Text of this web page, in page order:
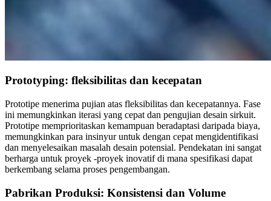
Prototyping: fleksibilitas dan kecepatan
Prototipe menerima pujian atas fleksibilitas dan kecepatannya. Fase
ini memungkinkan iterasi yang cepat dan pengujian desain sirkuit.
Prototipe memprioritaskan kemampuan beradaptasi daripada biaya,
memungkinkan para insinyur untuk dengan cepat mengidentifikasi
dan menyelesaikan masalah desain potensial. Pendekatan ini sangat
berharga untuk proyek -proyek inovatif di mana spesifikasi dapat
berkembang selama proses pengembangan.
Pabrikan Produksi: Konsistensi dan Volume